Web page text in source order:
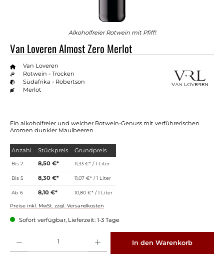
Alkoholfreier Rotwein mit Pfiff!
Van Loveren Almost Zero Merlot
Van Loveren
Rotwein - Trocken
Südafrika - Robertson
Merlot
Ein alkoholfreier und weicher Rotwein-Genuss mit verführerischen
Aromen dunkler Maulbeeren
Anzahl Stückpreis Grundpreis
Bis2 8,50 €* 11,33 €* / 1 Liter
Bis5 8,30 €* 11,07 €* / 1 Liter
Ab6 8,10 €* 10,80 €* / 1 Liter
Preise inkl. MwSt. zzgl. Versandkosten
Sofort verfügbar, Lieferzeit: 1-3 Tage
In den Warenkorb